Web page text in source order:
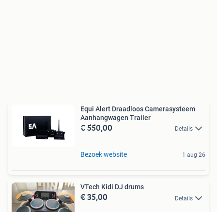
Equi Alert Draadloos Camerasysteem
Aanhangwagen Trailer
€ 550,00 Details
Bezoek website 1 aug 26
VTech Kidi DJ drums
€ 35,00 Details